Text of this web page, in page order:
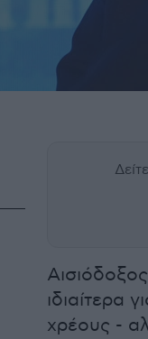
ιδιαίτερα
χρέους -